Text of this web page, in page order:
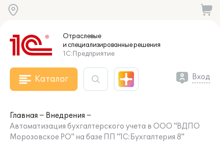
Отраслевые
и специализированныерешения
1С:Предприятие
Каталог Вход
Главная
Внедрения
Автоматизация бухгалтерского учета в ООО "ВДПО
Морозовское РО" на базе ПП "1С:Бухгалтерия 8"